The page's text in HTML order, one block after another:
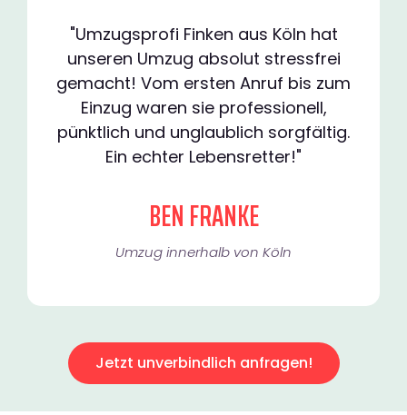
"Umzugsprofi Finken aus Köln hat
unseren Umzug absolut stressfrei
gemacht! Vom ersten Anruf bis zum
Einzug waren sie professionell,
pünktlich und unglaublich sorgfältig.
Ein echter Lebensretter!"
BEN FRANKE
Umzug innerhalb von Köln​
Jetzt unverbindlich anfragen!